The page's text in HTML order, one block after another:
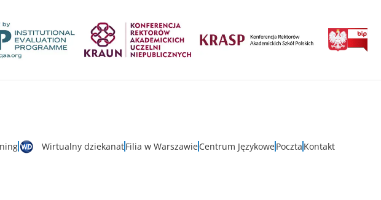
Wirtualny dziekanatFilia w WarszawieCentrum JęzykowePoczta Kontakt